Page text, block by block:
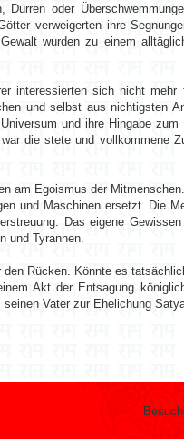
oder
verweigerten ihre
wurden zu einem
interessierten sich nicht mehr
und selbst aus nichtigsten
und ihre Hingabe zum
die stete und vollkommene
am Egoismus der
und Maschinen ersetzt. Die
Das eigene
und Tyrannen.
Rücken. Könnte es
Akt der Entsagung
Vater zur Ehelichung